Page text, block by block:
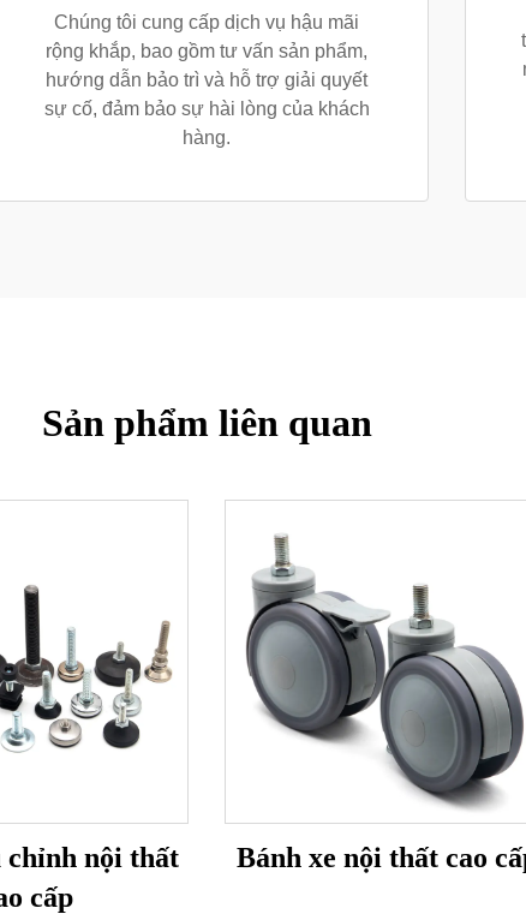
Chúng tôi cung cấp dịch vụ hậu mãi
rộng khắp, bao gồm tư vấn sản phẩm,
hướng dẫn bảo trì và hỗ trợ giải quyết
sự cố, đảm bảo sự hài lòng của khách
hàng.
Sản phẩm liên quan
chỉnh nội thất
cấp
Bánh xe nội thất cao